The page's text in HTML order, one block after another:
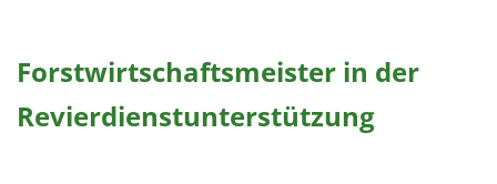
Forstwirtschaftsmeister in der
Revierdienstunterstützung